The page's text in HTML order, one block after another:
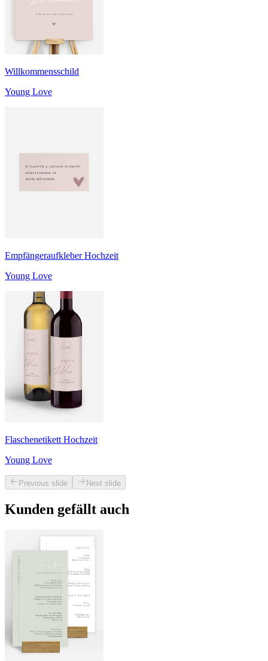
Willkommensschild
Young Love
Empfängeraufkleber Hochzeit
Young Love
Flaschenetikett Hochzeit
Young Love
Previous slide Next slide
Kunden gefällt auch